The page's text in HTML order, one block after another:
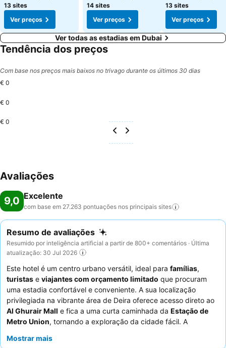
13 sites
Ver preços
14 sites
Ver preços
13 sites
Ver preços
Ver todas as estadias em Dubai
Tendência dos preços
Com base nos preços mais baixos no trivago durante os últimos 30 dias
€ 0
€ 0
€ 0
Avaliações
9,0 Excelente
com base em 27.263 pontuações nos principais sites
Resumo de avaliações
Resumido por inteligência artificial a partir de 800+ comentários · Última
atualização: 30 Jul 2026
Este hotel é um centro urbano versátil, ideal para famílias,
turistas e viajantes com orçamento limitado que procuram
uma estadia confortável e conveniente. A sua localização
privilegiada na vibrante área de Deira oferece acesso direto ao
Al Ghurair Mall e fica a uma curta caminhada da Estação de
Metro Union, tornando a exploração da cidade fácil. A
equipado e um spa tranquilo, atendendo tanto a hóspedes
Mostrar mais